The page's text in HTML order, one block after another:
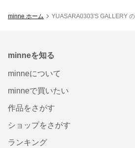
minne ホーム YUASARA0303'S GALLERY
minneを知る
minneについて
minneで買いたい
作品をさがす
ショップをさがす
ランキング